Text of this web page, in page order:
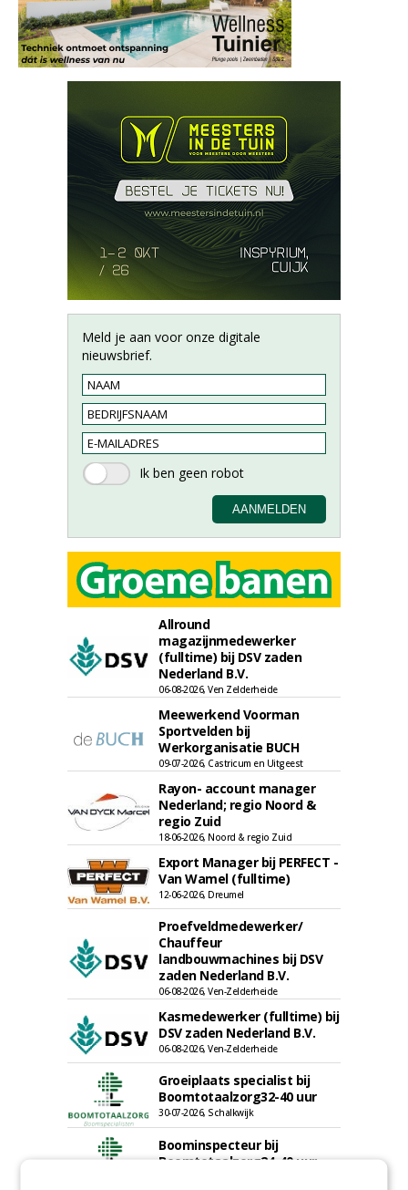
Meld je aan voor onze digitale
nieuwsbrief.
Allround
magazijnmedewerker
(fulltime) bij DSV zaden
Nederland B.V.
06-08-2026, Ven Zelderheide
Meewerkend Voorman
Sportvelden bij
Werkorganisatie BUCH
09-07-2026, Castricum en Uitgeest
Rayon- account manager
Nederland; regio Noord &
regio Zuid
18-06-2026, Noord & regio Zuid
Export Manager bij PERFECT -
Van Wamel (fulltime)
12-06-2026, Dreumel
Proefveldmedewerker/
Chauffeur
landbouwmachines bij DSV
zaden Nederland B.V.
06-08-2026, Ven-Zelderheide
Kasmedewerker (fulltime) bij
DSV zaden Nederland B.V.
06-08-2026, Ven-Zelderheide
Groeiplaats specialist bij
Boomtotaalzorg32-40 uur
30-07-2026, Schalkwijk
Boominspecteur bij
Boomtotaalzorg24-40 uur